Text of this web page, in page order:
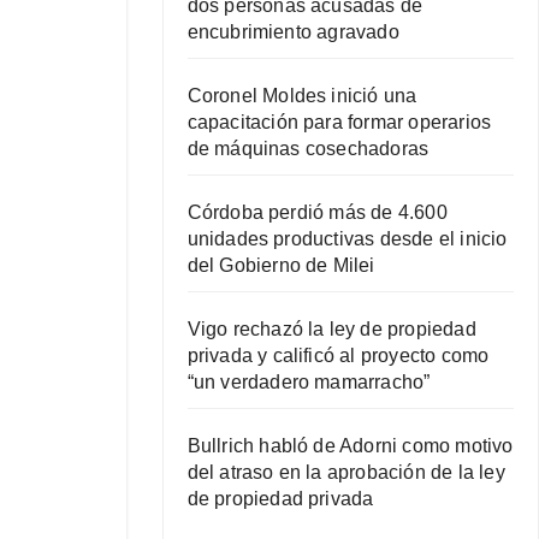
dos personas acusadas de
encubrimiento agravado
Coronel Moldes inició una
capacitación para formar operarios
de máquinas cosechadoras
Córdoba perdió más de 4.600
unidades productivas desde el inicio
del Gobierno de Milei
Vigo rechazó la ley de propiedad
privada y calificó al proyecto como
“un verdadero mamarracho”
Bullrich habló de Adorni como motivo
del atraso en la aprobación de la ley
de propiedad privada